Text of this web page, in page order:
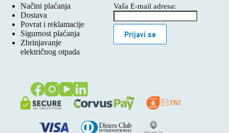
Načini plaćanja
Dostava
Povrat i reklamacije
Sigurnost plaćanja
Zbrinjavanje
električnog otpada
Vaša E-mail adresa:
Prijavi se